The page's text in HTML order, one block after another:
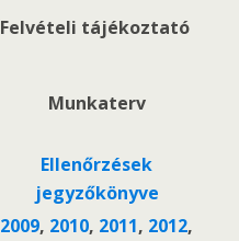
Felvételi tájékoztató
Munkaterv
Ellenőrzések
jegyzőkönyve
2009, 2010, 2011, 2012,